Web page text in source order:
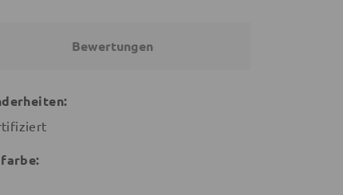
Bewertungen